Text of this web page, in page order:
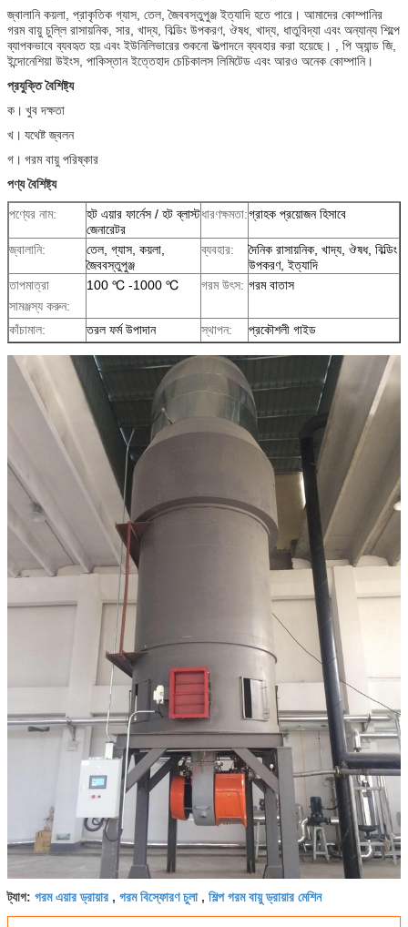
জ্বালানি কয়লা, প্রাকৃতিক গ্যাস, তেল, জৈববস্তুপুঞ্জ ইত্যাদি হতে পারে। আমাদের কোম্পানির
গরম বায়ু চুল্লি রাসায়নিক, সার, খাদ্য, বিল্ডিং উপকরণ, ঔষধ, খাদ্য, ধাতুবিদ্যা এবং অন্যান্য শিল্পে
ব্যাপকভাবে ব্যবহৃত হয় এবং ইউনিলিভারের শুকনো উত্পাদনে ব্যবহার করা হয়েছে। , পি অ্যান্ড জি,
ইন্দোনেশিয়া উইংস, পাকিস্তান ইত্তেহাদ চেচিকালস লিমিটেড এবং আরও অনেক কোম্পানি।
প্রযুক্তি বৈশিষ্ট্য
ক। খুব দক্ষতা
খ। যথেষ্ট জ্বলন
গ। গরম বায়ু পরিষ্কার
পণ্য বৈশিষ্ট্য
পণ্যের নাম:
হট এয়ার ফার্নেস / হট ব্লাস্ট
জেনারেটর
ধারণক্ষমতা:গ্রাহক প্রয়োজন হিসাবে
জ্বালানি:
তেল, গ্যাস, কয়লা,
জৈববস্তুপুঞ্জ
ব্যবহার:
দৈনিক রাসায়নিক, খাদ্য, ঔষধ, বিল্ডিং
উপকরণ, ইত্যাদি
তাপমাত্রা
সামঞ্জস্য করুন:
100 ℃ -1000 ℃ গরম উৎস: গরম বাতাস
কাঁচামাল: তরল ফর্ম উপাদান স্থাপন: প্রকৌশলী গাইড
ট্যাগ: গরম এয়ার ড্রায়ার , গরম বিস্ফোরণ চুলা, শিল্প গরম বায়ু ড্রায়ার মেশিন